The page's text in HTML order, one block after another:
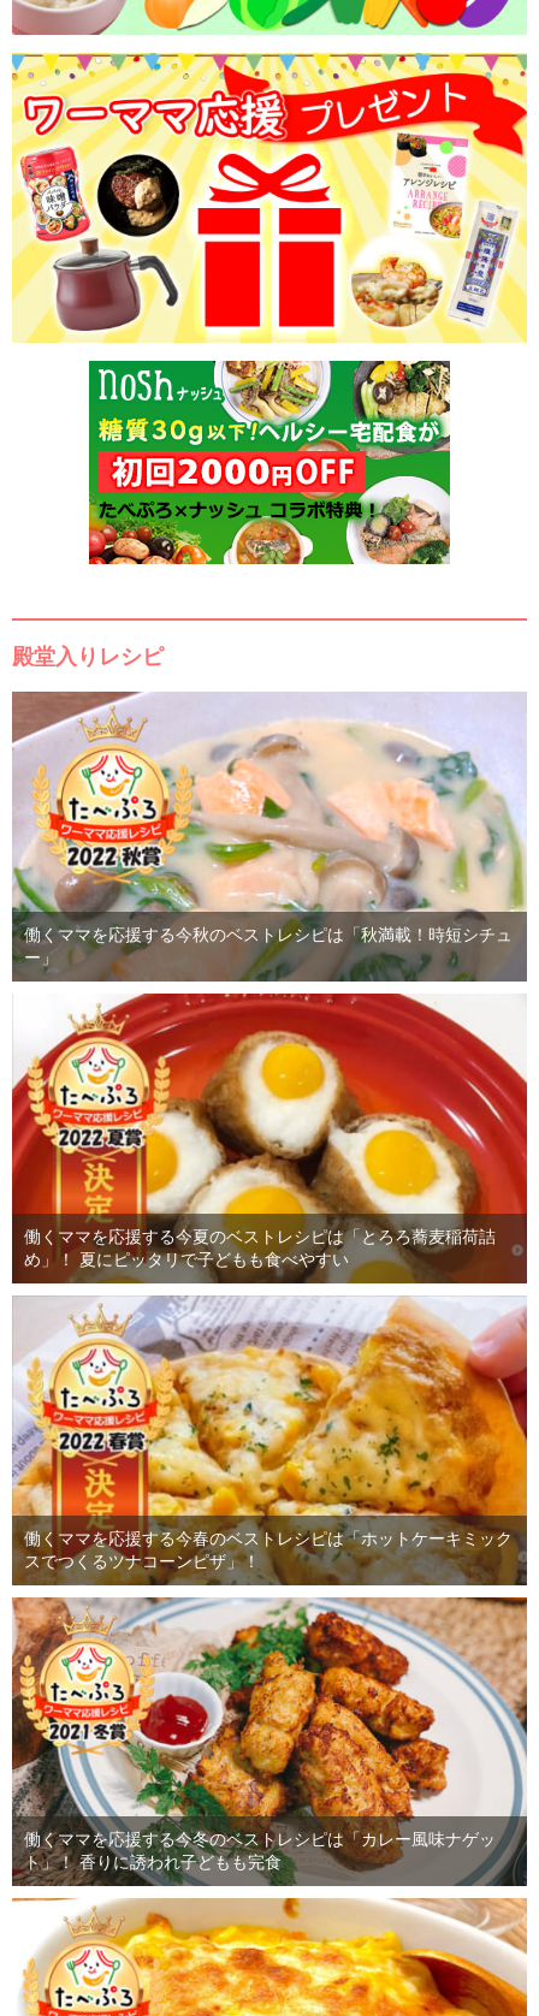
殿堂入りレシピ
働くママを応援する今秋のベストレシピは「秋満載！時短シチュ
ー」
働くママを応援する今夏のベストレシピは「とろろ蕎麦稲荷詰
め」！ 夏にピッタリで子どもも食べやすい
働くママを応援する今春のベストレシピは「ホットケーキミック
スでつくるツナコーンピザ」！
働くママを応援する今冬のベストレシピは「カレー風味ナゲッ
ト」！ 香りに誘われ子どもも完食